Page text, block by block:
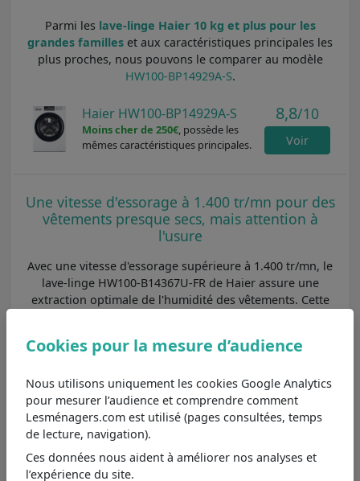
Parmi les lave-linge Haier 10 kg et plus pour les
grandes familles et aux caractéristiques principales les
plus proches, nous pouvons le comparer au modèle
HW100-BP14929A-S.
Haier HW100-BP14929A-S
Moins cher de 250€, possède les
mêmes caractéristiques principales.
8,8/10
Voir
Une vitesse d'essorage à 1.400 tr/mn pour des
vêtements presque secs, mais attention à
l'usure
Avec une vitesse d'essorage supérieure à 1.400 tr/mn, le
lave-linge HW100-B14367U-FR de Haier assure une
extraction optimale de l'humidité des vêtements. Cette
linge. Comparé aux lave-linge à vitesse plus basse, ce
serviettes et les draps, qui ressortent quasiment secs.
Toutefois, cette vitesse peut être trop intense pour les
textiles délicats, il est donc recommandé d’utiliser une
vitesse réduite pour ces articles. Par rapport à un lave-
linge à moins de 1000 tours/min, le HW100-B14367U-FR
de Haier offre un gain de temps et une meilleure
Cookies pour la mesure d’audience
Nous utilisons uniquement les cookies Google Analytics
pour mesurer l’audience et comprendre comment
Lesménagers.com est utilisé (pages consultées, temps
de lecture, navigation).
Ces données nous aident à améliorer nos analyses et
l’expérience du site.